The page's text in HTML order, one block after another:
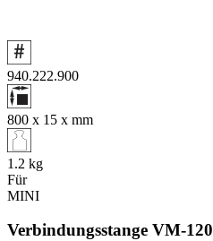
940.222.900
800 x 15 x mm
1.2 kg
Für
MINI
Verbindungsstange VM‑120